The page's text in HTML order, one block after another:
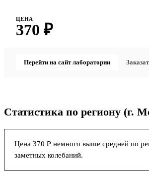
ЦЕНА
370 ₽
Перейти на сайт лаборатории
Статистика по региону (г.
Цена 370 ₽ немного выше средней по
заметных колебаний.